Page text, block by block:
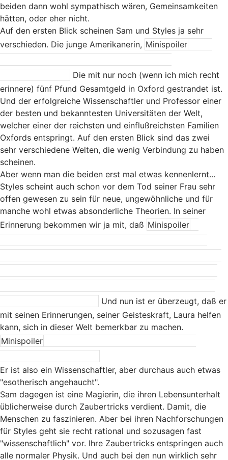
beiden dann wohl sympathisch wären, Gemeinsamkeiten
hätten, oder eher nicht.
Auf den ersten Blick scheinen Sam und Styles ja sehr
verschieden. Die junge Amerikanerin, Minispoiler
Die mit nur noch (wenn ich mich recht
erinnere) fünf Pfund Gesamtgeld in Oxford gestrandet ist.
Und der erfolgreiche Wissenschaftler und Professor einer
der besten und bekanntesten Universitäten der Welt,
welcher einer der reichsten und einflußreichsten Familien
Oxfords entspringt. Auf den ersten Blick sind das zwei
sehr verschiedene Welten, die wenig Verbindung zu haben
scheinen.
Aber wenn man die beiden erst mal etwas kennenlernt...
Styles scheint auch schon vor dem Tod seiner Frau sehr
offen gewesen zu sein für neue, ungewöhnliche und für
manche wohl etwas absonderliche Theorien. In seiner
Erinnerung bekommen wir ja mit, daß Minispoiler
Und nun ist er überzeugt, daß er
mit seinen Erinnerungen, seiner Geisteskraft, Laura helfen
kann, sich in dieser Welt bemerkbar zu machen.
Minispoiler
Er ist also ein Wissenschaftler, aber durchaus auch etwas
"esotherisch angehaucht".
Sam dagegen ist eine Magierin, die ihren Lebensunterhalt
üblicherweise durch Zaubertricks verdient. Damit, die
Menschen zu faszinieren. Aber bei ihren Nachforschungen
für Styles geht sie recht rational und sozusagen fast
"wissenschaftlich" vor. Ihre Zaubertricks entspringen auch
alle normaler Physik. Und auch bei den nun wirklich sehr